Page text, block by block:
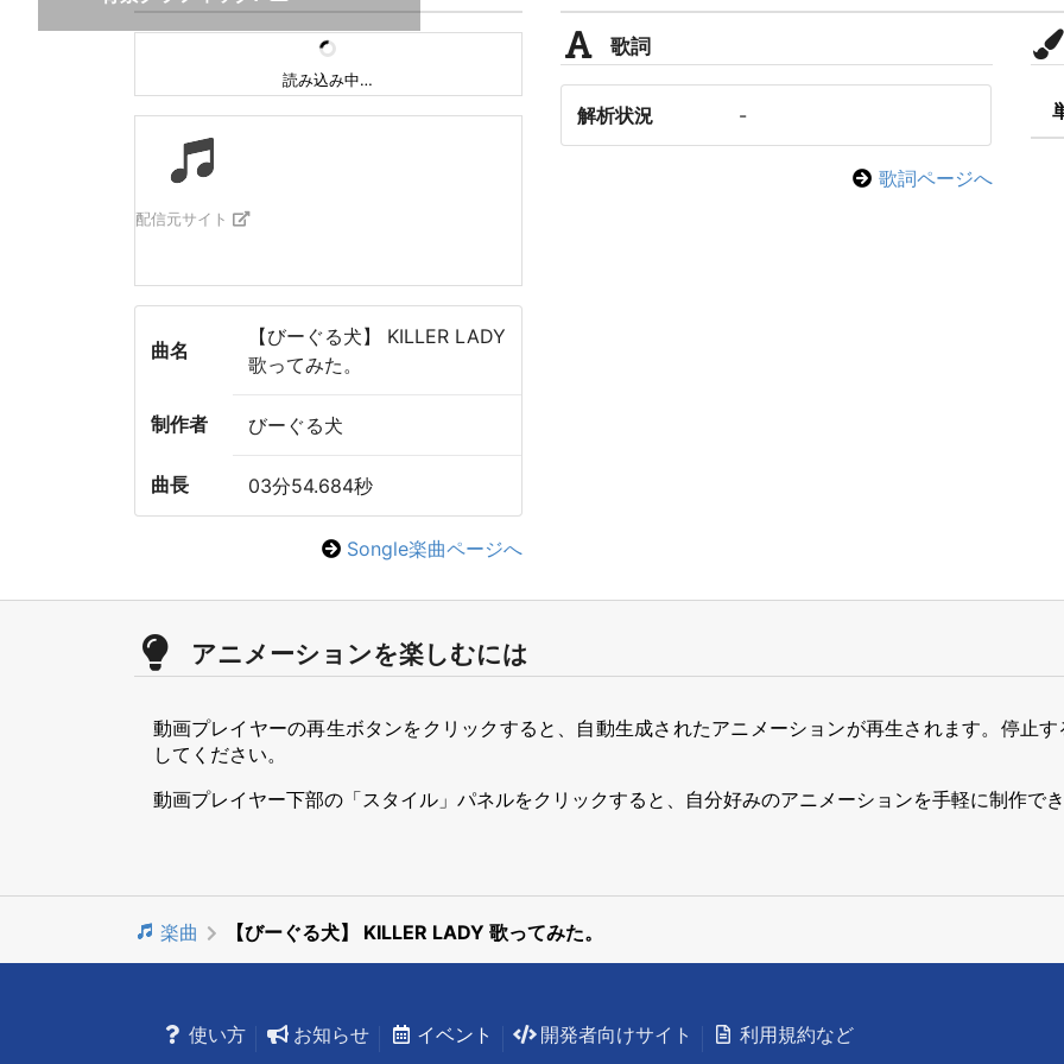
読み込み中…
配信元サイト
曲名
【びーぐる犬】 KILLER LADY
歌ってみた。
制作者 びーぐる犬
曲長 03分54.684秒
Songle楽曲ページへ
歌詞
解析状況 -
歌詞ページへ
アニメーションを楽しむには
動画プレイヤーの再生ボタンをクリックすると、自動生成されたアニメーションが再生されます。停止
してください。
動画プレイヤー下部の「スタイル」パネルをクリックすると、自分好みのアニメーションを手軽に制作でき
楽曲 【びーぐる犬】 KILLER LADY 歌ってみた。
使い方 お知らせ イベント 開発者向けサイト 利用規約など